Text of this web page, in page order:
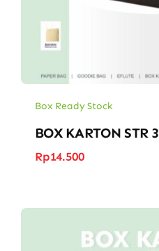
Box Ready Stock
BOX KARTON STR 3
Rp14.500